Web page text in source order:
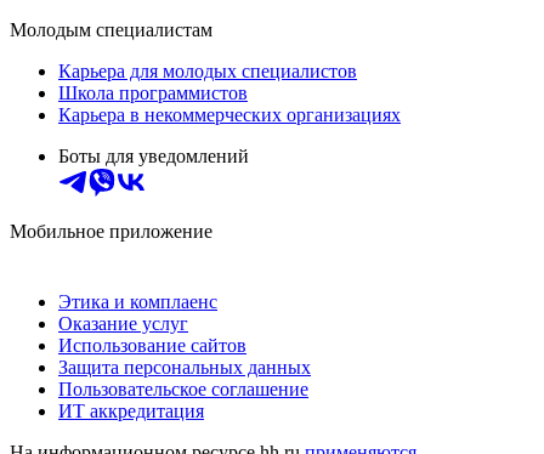
Молодым специалистам
Карьера для молодых специалистов
Школа программистов
Карьера в некоммерческих организациях
Боты для уведомлений
Мобильное приложение
Этика и комплаенс
Оказание услуг
Использование сайтов
Защита персональных данных
Пользовательское соглашение
ИТ аккредитация